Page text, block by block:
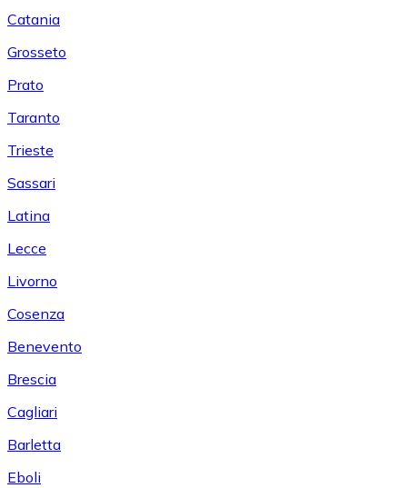
Catania
Grosseto
Prato
Taranto
Trieste
Sassari
Latina
Lecce
Livorno
Cosenza
Benevento
Brescia
Cagliari
Barletta
Eboli